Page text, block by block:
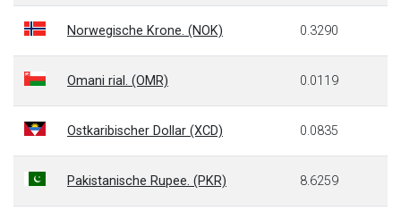
Norwegische Krone. (NOK) 0.3290
Omani rial. (OMR) 0.0119
Ostkaribischer Dollar (XCD) 0.0835
Pakistanische Rupee. (PKR) 8.6259